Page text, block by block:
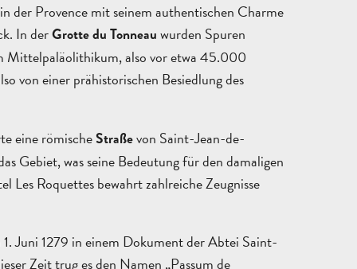
ANGEBOT
ANFORDERN
der Provence mit seinem authentischen Charme
In derGrotte du Tonneau wurden Spuren
Mittelpaläolithikum, also vor etwa 45.000
von einer prähistorischen Besiedlung des
eine römischeStraßevon Saint-Jean-de-
Gebiet, was seine Bedeutung für den damaligen
Les Roquettes bewahrt zahlreiche Zeugnisse
Juni 1279 in einem Dokument der Abtei Saint-
Zeit trug es den Namen „Passum de